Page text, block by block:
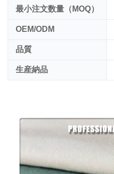
最小注文数量（MOQ）
OEM/ODM
品質
生産納品